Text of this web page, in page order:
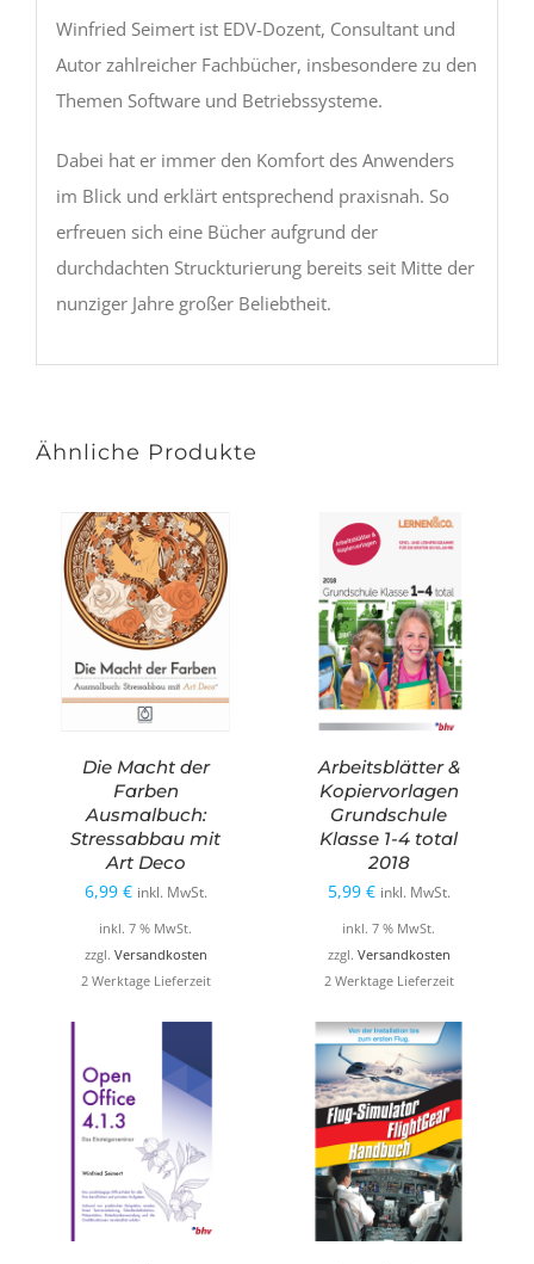
Winfried Seimert ist EDV-Dozent, Consultant und
Autor zahlreicher Fachbücher, insbesondere zu den
Themen Software und Betriebssysteme.
Dabei hat er immer den Komfort des Anwenders
im Blick und erklärt entsprechend praxisnah. So
erfreuen sich eine Bücher aufgrund der
durchdachten Struckturierung bereits seit Mitte der
nunziger Jahre großer Beliebtheit.
Ähnliche Produkte
Die Macht der
Farben
Ausmalbuch:
Stressabbau mit
Art Deco
6,99 € inkl. MwSt.
inkl. 7 % MwSt.
zzgl. Versandkosten
2 Werktage Lieferzeit
Arbeitsblätter &
Kopiervorlagen
Grundschule
Klasse 1-4 total
2018
5,99 € inkl. MwSt.
inkl. 7 % MwSt.
zzgl. Versandkosten
2 Werktage Lieferzeit